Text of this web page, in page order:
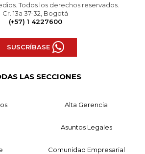
Todos los derechos reservados.
Cr. 13a 37-32, Bogotá
(+57) 1 4227600
SUSCRÍBASE
LAS SECCIONES
Alta Gerencia
Asuntos Legales
Comunidad Empresarial